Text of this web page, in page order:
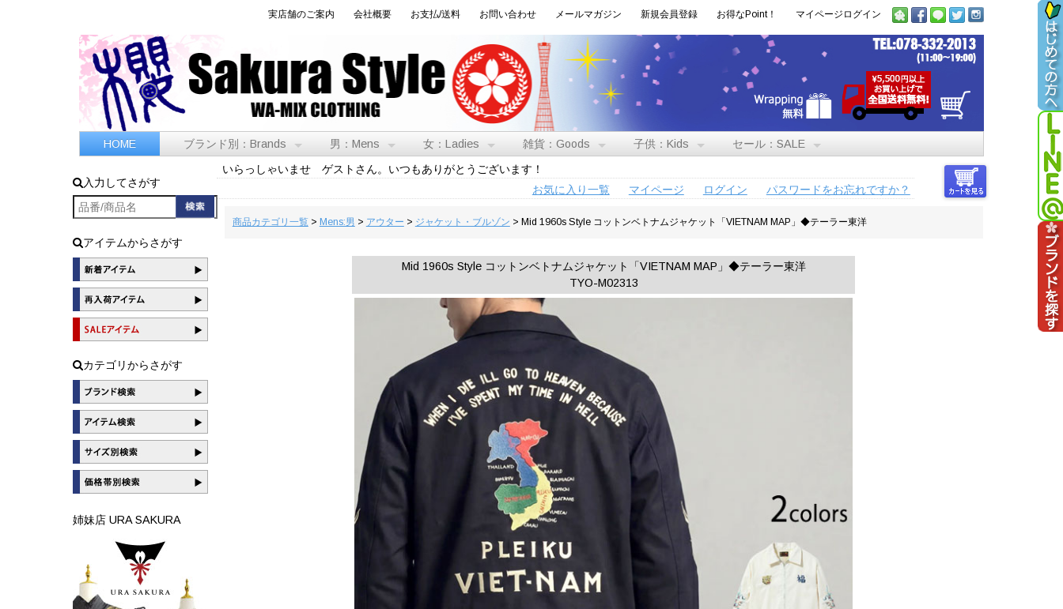
実店舗のご案内 会社概要 お支払/送料 お問い合わせ メールマガジン 新規会員登録 お得なPoint！ マイページログイン
HOME ブランド別：Brands 男：Mens 女：Ladies 雑貨：Goods 子供：Kids セール：SALE
入力してさがす
アイテムからさがす
カテゴリからさがす
姉妹店 URA SAKURA
いらっしゃいませ ゲストさん。いつもありがとうございます！
お気に入り一覧
マイページ ログイン パスワードをお忘れですか？
商品カテゴリ一覧> Mens:男 > アウター > ジャケット・ブルゾン > Mid 1960s Style コットンベトナムジャケット「VIETNAM MAP」◆テーラー東洋
Mid 1960s Style コットンベトナムジャケット「VIETNAM MAP」◆テーラー東洋
TYO-M02313